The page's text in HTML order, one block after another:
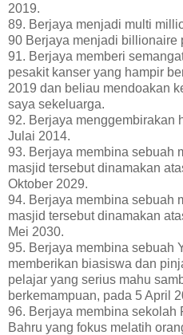
2019.
89. Berjaya menjadi multi
90 Berjaya menjadi billionaire
91. Berjaya memberi
pesakit kanser yang hampir
2019 dan beliau mendoakan
saya sekeluarga.
92. Berjaya menggembirakan
Julai 2014.
93. Berjaya membina sebuah
masjid tersebut dinamakan
Oktober 2029.
94. Berjaya membina sebuah
masjid tersebut dinamakan
Mei 2030.
95. Berjaya membina sebuah
memberikan biasiswa dan
pelajar yang serius mahu
berkemampuan, pada 5 April
96. Berjaya membina sekolah
Bahru yang fokus melatih